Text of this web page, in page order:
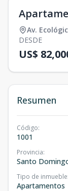
Av.
DESDE
US$
Resumen
Código:
1001
Provincia:
Santo
Tipo de inmueble
Apartamentos